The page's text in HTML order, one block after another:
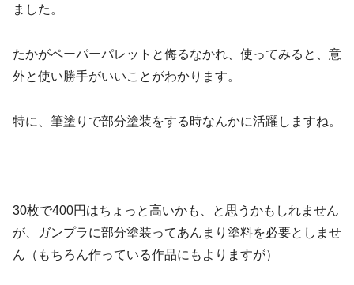
ました。
たかがペーパーパレットと侮るなかれ、使ってみると、意
外と使い勝手がいいことがわかります。
特に、筆塗りで部分塗装をする時なんかに活躍しますね。
30枚で400円はちょっと高いかも、と思うかもしれません
が、ガンプラに部分塗装ってあんまり塗料を必要としませ
ん（もちろん作っている作品にもよりますが）